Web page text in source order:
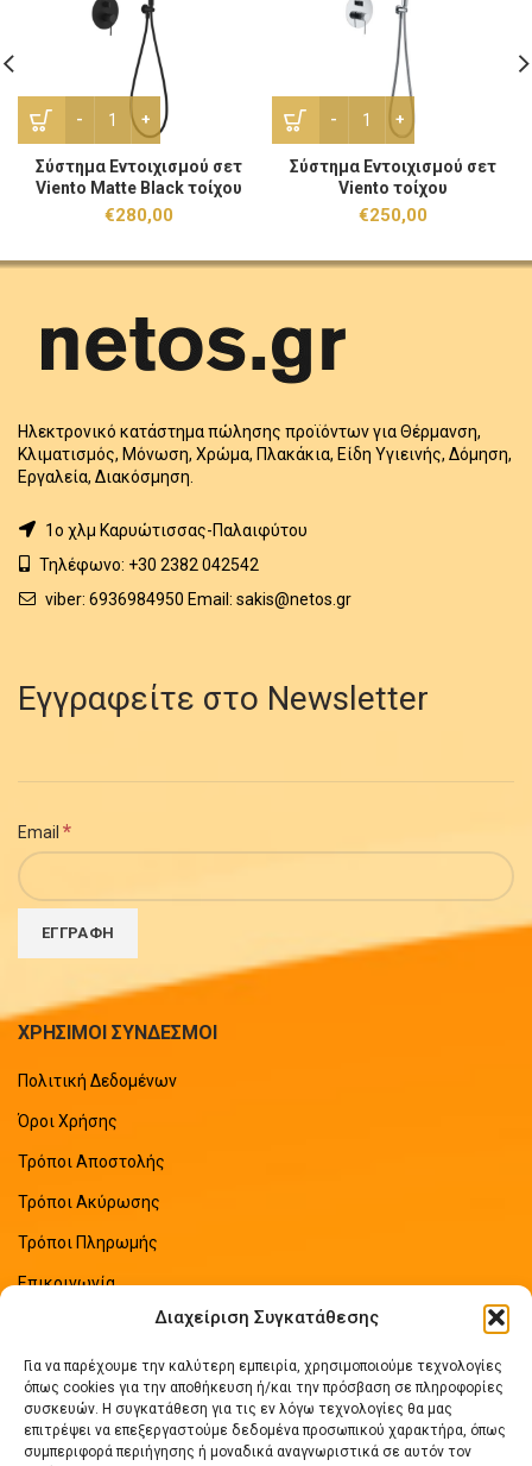
Διαχείριση Συγκατάθεσης
Για να παρέχουμε την καλύτερη εμπειρία, χρησιμοποιούμε τεχνολογίες
όπως cookies για την αποθήκευση ή/και την πρόσβαση σε πληροφορίες
συσκευών. Η συγκατάθεση για τις εν λόγω τεχνολογίες θα μας
επιτρέψει να επεξεργαστούμε δεδομένα προσωπικού χαρακτήρα, όπως
συμπεριφορά περιήγησης ή μοναδικά αναγνωριστικά σε αυτόν τον
Σύστημα Εντοιχισμού σετ Viento Matte Black τοίχου
Σύστημα Εντοιχισμού σετ
Viento Matte Black τοίχου
€280,00
Σύστημα Εντοιχισμού σετ
Σύστημα Εντοιχισμού σετ
Viento τοίχου
€250,00
Ηλεκτρονικό κατάστημα πώλησης προϊόντων για Θέρμανση,
Κλιματισμός, Μόνωση, Χρώμα, Πλακάκια, Είδη Υγιεινής, Δόμηση,
Εργαλεία, Διακόσμηση.
1o χλμ Καρυώτισσας-Παλαιφύτου
Τηλέφωνο: +30 2382 042542
viber: 6936984950 Email: sakis@netos.gr
Εγγραφείτε στο Newsletter
Email *
ΧΡΗΣΙΜΟΙ ΣΥΝΔΕΣΜΟΙ
Πολιτική Δεδομένων
Όροι Χρήσης
Τρόποι Αποστολής
Τρόποι Ακύρωσης
Τρόποι Πληρωμής
Επικοινωνία
ΠΡΟΣΦΑΤΑ ΑΡΘΡΑ
Οδηγός Εξοικονόμησης Ενέργειας